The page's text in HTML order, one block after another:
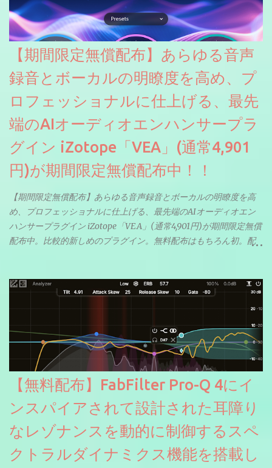
【期間限定無償配布】あらゆる音声
録音とボーカルの明瞭度を高め、プ
ロフェッショナルに仕上げる、最先
端のAIオーディオエンハンサープラ
グイン iZotope「VEA」(通常4,901
円)が期間限定無償配布中！！
【期間限定無償配布】あらゆる音声録音とボーカルの明瞭度を高
め、プロフェッショナルに仕上げる、最先端のAIオーディオエン
ハンサープラグイン iZotope「VEA」(通常4,901円)が期間限定無償
配布中。比較的新しめのプラグイン。無料配布はもちろん初。配
【無料配布】FabFilter Pro-Q 4にイ
ンスパイアされて設計された耳障り
なレゾナンスを動的に制御するスペ
クトラルダイナミクス機能を搭載し